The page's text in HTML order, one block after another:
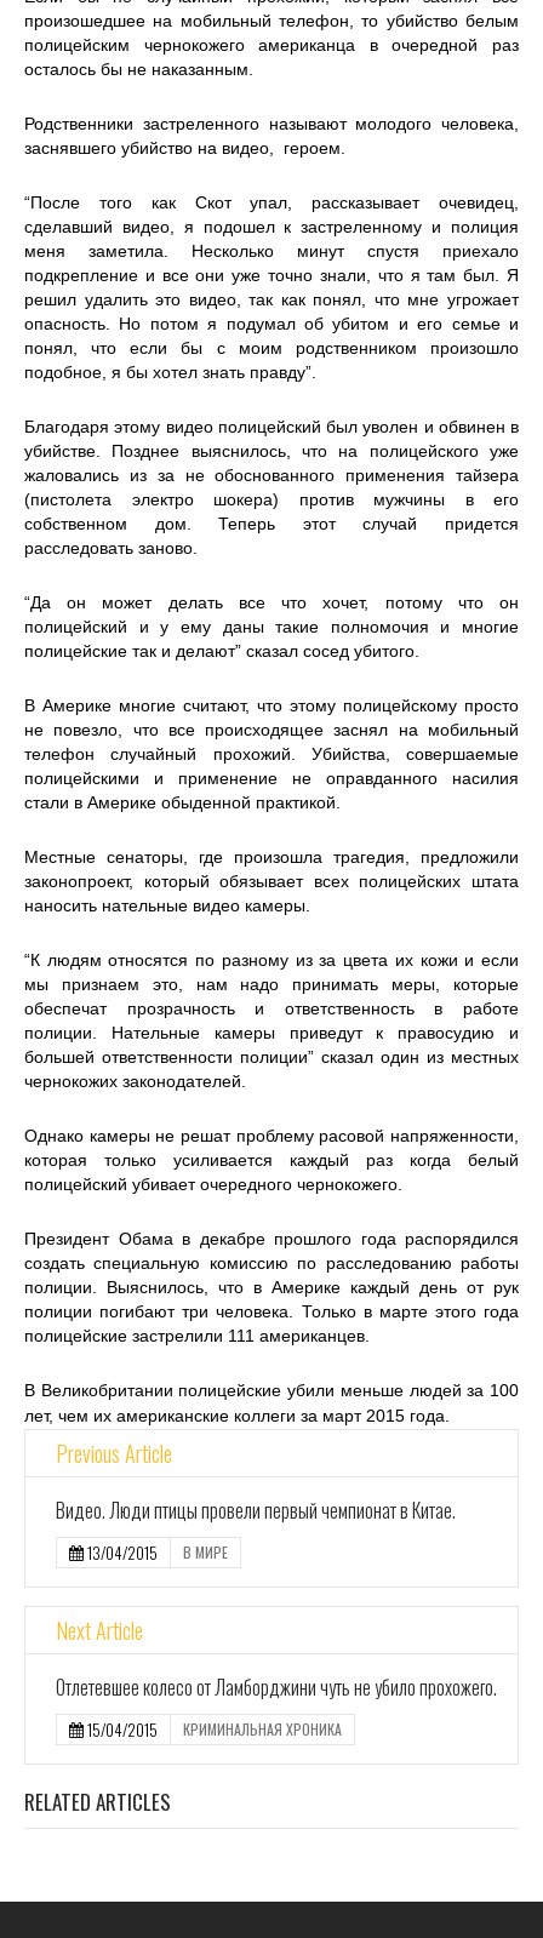
произошедшее на мобильный телефон, то убийство белым
полицейским чернокожего американца в очередной раз
осталось бы не наказанным.
Родственники застреленного называют молодого человека,
заснявшего убийство на видео, героем.
“После того как Скот упал, рассказывает очевидец,
сделавший видео, я подошел к застреленному и полиция
меня заметила. Несколько минут спустя приехало
подкрепление и все они уже точно знали, что я там был. Я
решил удалить это видео, так как понял, что мне угрожает
опасность. Но потом я подумал об убитом и его семье и
понял, что если бы с моим родственником произошло
подобное, я бы хотел знать правду”.
Благодаря этому видео полицейский был уволен и обвинен в
убийстве. Позднее выяснилось, что на полицейского уже
жаловались из за не обоснованного применения тайзера
(пистолета электро шокера) против мужчины в его
собственном дом. Теперь этот случай придется
расследовать заново.
“Да он может делать все что хочет, потому что он
полицейский и у ему даны такие полномочия и многие
полицейские так и делают” сказал сосед убитого.
В Америке многие считают, что этому полицейскому просто
не повезло, что все происходящее заснял на мобильный
телефон случайный прохожий. Убийства, совершаемые
полицейскими и применение не оправданного насилия
стали в Америке обыденной практикой.
Местные сенаторы, где произошла трагедия, предложили
законопроект, который обязывает всех полицейских штата
наносить нательные видео камеры.
“К людям относятся по разному из за цвета их кожи и если
мы признаем это, нам надо принимать меры, которые
обеспечат прозрачность и ответственность в работе
полиции. Нательные камеры приведут к правосудию и
большей ответственности полиции” сказал один из местных
чернокожих законодателей.
Однако камеры не решат проблему расовой напряженности,
которая только усиливается каждый раз когда белый
полицейский убивает очередного чернокожего.
Президент Обама в декабре прошлого года распорядился
создать специальную комиссию по расследованию работы
полиции. Выяснилось, что в Америке каждый день от рук
полиции погибают три человека. Только в марте этого года
полицейские застрелили 111 американцев.
В Великобритании полицейские убили меньше людей за 100
лет, чем их американские коллеги за март 2015 года.
Previous Article
Видео. Люди птицы провели первый чемпионат в Китае.
13/04/2015 В МИРЕ
Next Article
Отлетевшее колесо от Ламборджини чуть не убило прохожего.
15/04/2015 КРИМИНАЛЬНАЯ ХРОНИКА
RELATED ARTICLES